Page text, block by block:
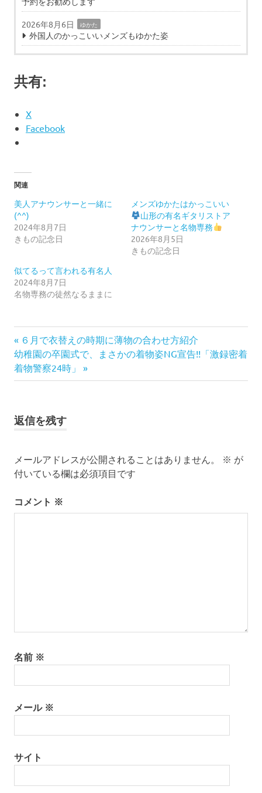
2026年8月6日 ゆかた
外国人のかっこいいメンズもゆかた姿
共有:
X
Facebook
関連
美人アナウンサーと一緒に
(^^)
2024年8月7日
きもの記念日
メンズゆかたはかっこいい
山形の有名ギタリストア
ナウンサーと名物専務
2026年8月5日
きもの記念日
似てるって言われる有名人
2024年8月7日
名物専務の徒然なるままに
japan
kimono
menskimono
も
の
か
た
か
た
ル
ン
ル
物
務
投
稿
ビ
ー
ョ
前
の
記
事:
６月で衣替えの時期に薄物の合わせ方紹介
次
の
記
幼稚園の卒園式で、まさかの着物姿NG宣告!!「激録密着
着物警察24時」
返信を残す
メールアドレスが公開されることはありません。 ※ が
付いている欄は必須項目です
コメント ※
名前 ※
メール ※
サイト